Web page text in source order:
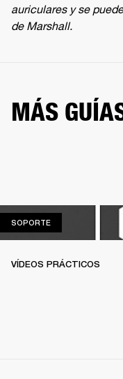
auriculares y se
de Marshall.
MÁS
SOPORTESOPORTE
VÍDEOS PRÁCTICOS